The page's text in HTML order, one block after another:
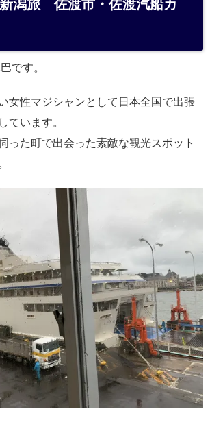
潟旅 佐渡市・佐渡汽船カ
です。
女性マジシャンとして日本全国で出張
ています。
った町で出会った素敵な観光スポット